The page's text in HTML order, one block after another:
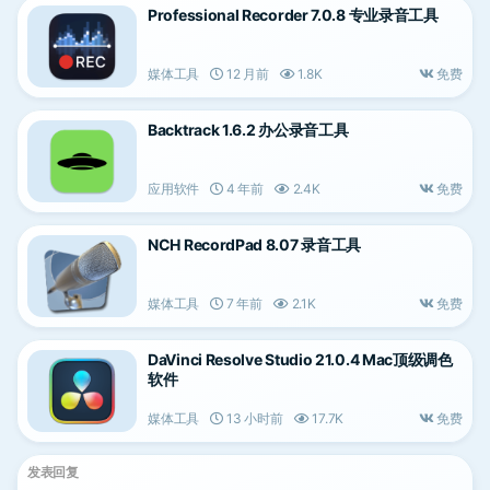
Professional Recorder 7.0.8 专业录音工具
媒体工具 12 月前 1.8K 免费
Backtrack 1.6.2 办公录音工具
应用软件 4 年前 2.4K 免费
NCH RecordPad 8.07 录音工具
媒体工具 7 年前 2.1K 免费
DaVinci Resolve Studio 21.0.4 Mac顶级调色
软件
媒体工具 13 小时前 17.7K 免费
发表回复